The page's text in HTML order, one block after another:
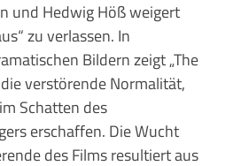
und Hedwig Höß weigert
zu verlassen. In
Bildern zeigt „The
verstörende Normalität,
Schatten des
erschaffen. Die Wucht
des Films resultiert aus